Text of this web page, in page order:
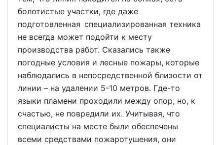
болотистые участки, где даже
подготовленная специализированная техника
не всегда может подойти к месту
производства работ. Сказались также
погодные условия и лесные пожары, которые
наблюдались в непосредственной близости от
линии – на удалении 5-10 метров. Где-то
языки пламени проходили между опор, но, к
счастью, не повредили их. Учитывая, что
специалисты на месте были обеспечены
всеми средствами пожаротушения, они